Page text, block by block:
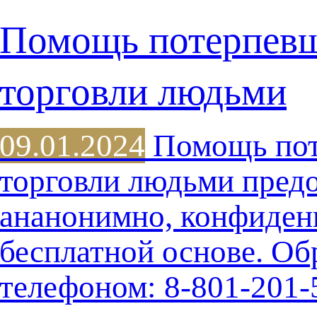
Помощь
торговли людьми
09.01.2024 Помощь
торговли людьми
ананонимно,
бесплатной основе.
телефоном: 8-801-